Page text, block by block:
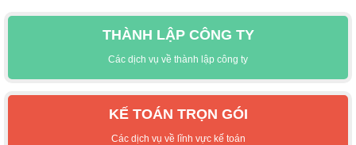
THÀNH LẬP CÔNG TY
Các dịch vụ về thành lập công ty
KẾ TOÁN TRỌN GÓI
Các dịch vụ về lĩnh vực kế toán